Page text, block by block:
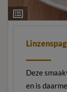
Ingrediëntenlijst
Deze
en is